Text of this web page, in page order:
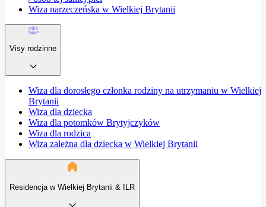
Wiza narzeczeńska w Wielkiej Brytanii
Visy rodzinne
Wiza dla dorosłego członka rodziny na utrzymaniu w Wielkiej
Brytanii
Wiza dla dziecka
Wiza dla potomków Brytyjczyków
Wiza dla rodzica
Wiza zależna dla dziecka w Wielkiej Brytanii
Residencja w Wielkiej Brytanii & ILR